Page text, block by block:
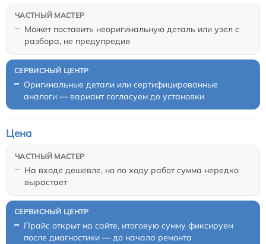
Может поставить неоригинальную деталь или узел с
разбора, не предупредив
Оригинальные детали или сертифицированные
аналоги — вариант согласуем до установки
На входе дешевле, но по ходу работ сумма нередко
вырастает
Цена
Прайс открыт на сайте, итоговую сумму фиксируем
после диагностики — до начала ремонта